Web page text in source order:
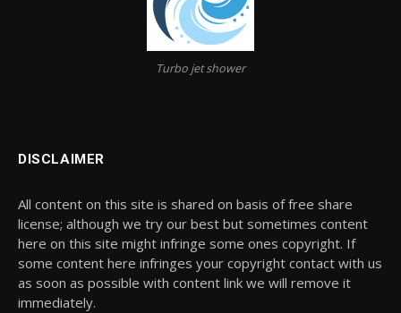
Turbo jet shower
DISCLAIMER
All content on this site is shared on basis of free share
license; although we try our best but sometimes content
here on this site might infringe some ones copyright. If
some content here infringes your copyright contact with us
as soon as possible with content link we will remove it
immediately.